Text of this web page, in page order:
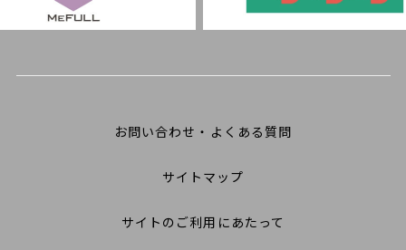
お問い合わせ・よくある質問
サイトマップ
サイトのご利用にあたって